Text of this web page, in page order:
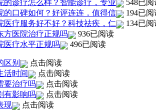
的诊疗怎么样？智能诊疗，专业
548已阅
的口碑如何？好评连连，值得信
194已阅
医疗服务好不好？科技祛疾，仁
134已阅
方医院治疗正规吗
936已阅读
医疗水平正规吗
496已阅读
区别
点击阅读
活时间
点击阅读
要治疗吗
点击阅读
有影响吗
点击阅读
现
点击阅读